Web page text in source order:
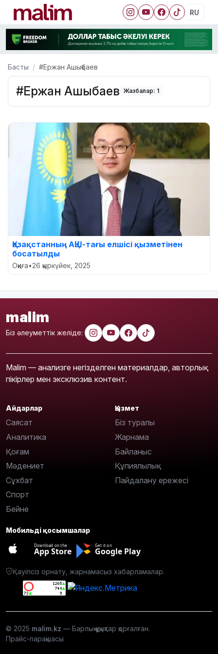
RU
Басты #Ержан Ашықбаев
#Ержан Ашықбаев Жазбалар: 1
Қазақстанның АҚШ-тағы елшісі қызметінен
босатылды
Оқиға•26 қыркүйек, 2025
malim
Біз әлеуметтік желіде:
Malim — анализге негізделген материалдар, авторлық
пікірлер мен эксклюзив контент.
Айдарлар
Саясат
Аналитика
Қоғам
Мәдениет
Сұхбат
Спорт
Бейне
Қызмет
Біз туралы
Жарнама
Байланыс
Құпиялылық
Пайдалану ережесі
Мобильді қосымшалар
Download on the
App Store
Get it on
Google Play
Қауіпсіз орнату, жарнамасыз хабарламалар.
© 2025 malim.kz — Барлық құқықтар қорғалған.
Прайс-парақшасы